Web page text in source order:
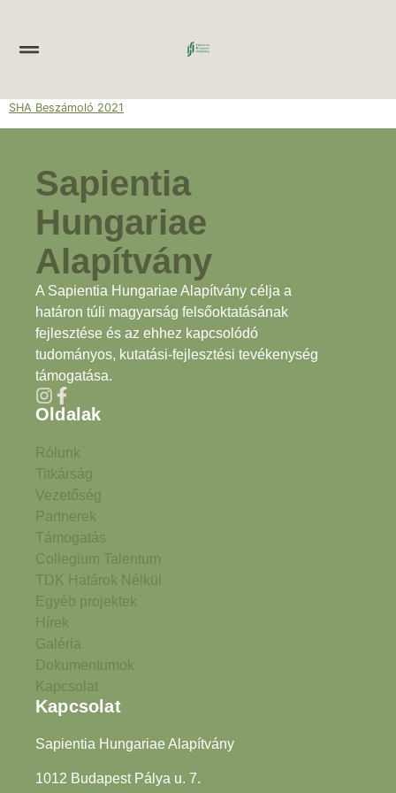
SHA Beszámoló 2021
Sapientia
Hungariae
Alapítvány
A Sapientia Hungariae Alapítvány célja a
határon túli magyarság felsőoktatásának
fejlesztése és az ehhez kapcsolódó
tudományos, kutatási-fejlesztési tevékenység
támogatása.
Oldalak
Rólunk
Titkárság
Vezetőség
Partnerek
Támogatás
Collegium Talentum
TDK Határok Nélkül
Egyéb projektek
Hírek
Galéria
Dokumentumok
Kapcsolat
Kapcsolat
Sapientia Hungariae Alapítvány
1012 Budapest Pálya u. 7.